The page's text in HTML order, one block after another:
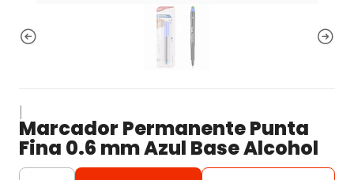
Marcador Permanente Punta
Fina 0.6 mm Azul Base Alcohol